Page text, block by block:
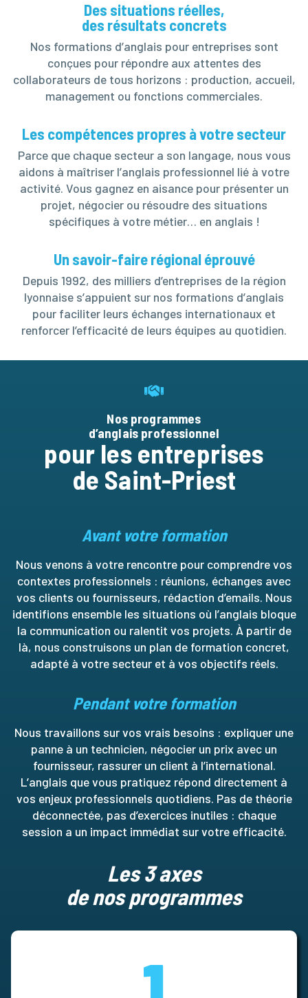
Des situations réelles,
des résultats concrets
Nos formations d’anglais pour entreprises sont
conçues pour répondre aux attentes des
collaborateurs de tous horizons : production, accueil,
management ou fonctions commerciales.
Les compétences propres à votre secteur
Parce que chaque secteur a son langage, nous vous
aidons à maîtriser l’anglais professionnel lié à votre
activité. Vous gagnez en aisance pour présenter un
projet, négocier ou résoudre des situations
spécifiques à votre métier… en anglais !
Un savoir-faire régional éprouvé
Depuis 1992, des milliers d’entreprises de la région
lyonnaise s’appuient sur nos formations d’anglais
pour faciliter leurs échanges internationaux et
renforcer l’efficacité de leurs équipes au quotidien.
Nos programmes
d’anglais professionnel
pour les entreprises
de Saint-Priest
Avant votre formation
Nous venons à votre rencontre pour comprendre vos
contextes professionnels : réunions, échanges avec
vos clients ou fournisseurs, rédaction d’emails. Nous
identifions ensemble les situations où l’anglais bloque
la communication ou ralentit vos projets. À partir de
là, nous construisons un plan de formation concret,
adapté à votre secteur et à vos objectifs réels.
Pendant votre formation
Nous travaillons sur vos vrais besoins : expliquer une
panne à un technicien, négocier un prix avec un
fournisseur, rassurer un client à l’international.
L’anglais que vous pratiquez répond directement à
vos enjeux professionnels quotidiens. Pas de théorie
déconnectée, pas d’exercices inutiles : chaque
session a un impact immédiat sur votre efficacité.
Les 3 axes
de nos programmes